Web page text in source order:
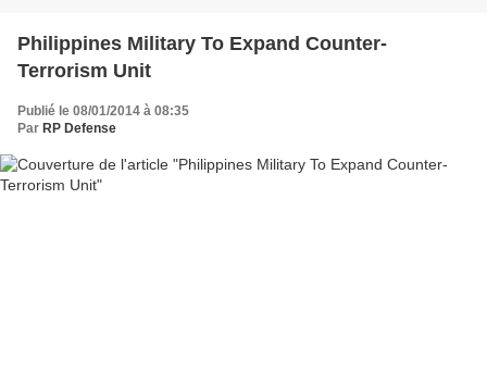
Philippines Military To Expand Counter-
Terrorism Unit
Publié le 08/01/2014 à 08:35
Par RP Defense